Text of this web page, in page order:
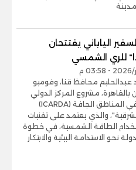
الياباني يفتتحان
للري الشمسي
عبدالحليم محافظ قنا، وفوميو
بالقاهرة، مشروع المركز الدولي
للبحوث الزراعية في المناطق الجافة (ICARDA)
والذي يعتمد على تقنيات
الطاقة الشمسية، في خطوة
نحو الاستدامة البيئية والابتكار